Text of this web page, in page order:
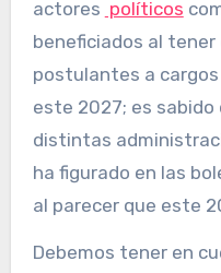
actores políticos
beneficiados al
postulantes a
este 2027; es
distintas
ha figurado en las
al parecer que este
Debemos tener en